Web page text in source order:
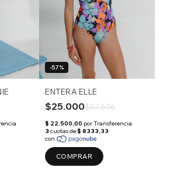
-57%
ENTERA ELLE
$25.000$57.676
COMPRAR